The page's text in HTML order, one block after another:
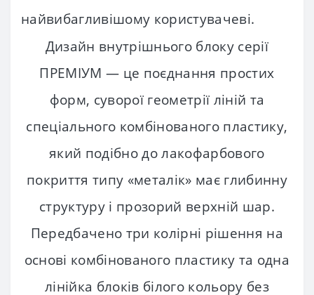
найвибагливішому користувачеві.
Дизайн внутрішнього блоку серії
ПРЕМІУМ — це поєднання простих
форм, суворої геометрії ліній та
спеціального комбінованого пластику,
який подібно до лакофарбового
покриття типу «металік» має глибинну
структуру і прозорий верхній шар.
Передбачено три колірні рішення на
основі комбінованого пластику та одна
лінійка блоків білого кольору без